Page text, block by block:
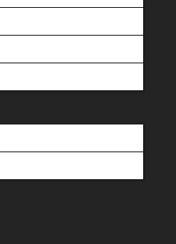
kille från Stavanger som vill visa